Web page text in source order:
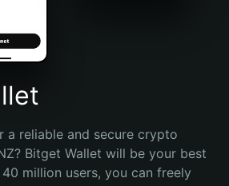
a reliable and secure crypto
Bitget Wallet will be your best
million users, you can freely